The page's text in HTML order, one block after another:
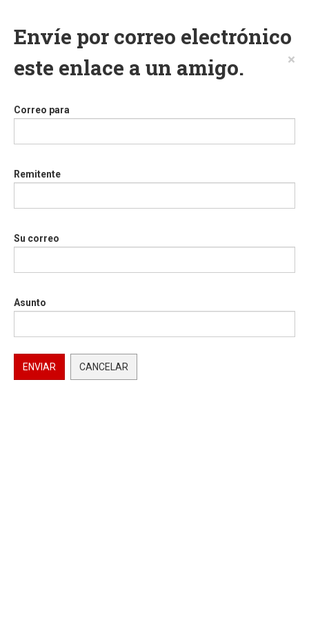
Envíe por correo electrónico
este enlace a un amigo.
×
Correo para
Remitente
Su correo
Asunto
ENVIAR CANCELAR